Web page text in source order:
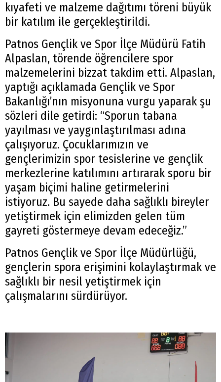
kıyafeti ve malzeme dağıtımı töreni büyük
bir katılım ile gerçekleştirildi.
Patnos Gençlik ve Spor İlçe Müdürü Fatih
Alpaslan, törende öğrencilere spor
malzemelerini bizzat takdim etti. Alpaslan,
yaptığı açıklamada Gençlik ve Spor
Bakanlığı’nın misyonuna vurgu yaparak şu
sözleri dile getirdi: “Sporun tabana
yayılması ve yaygınlaştırılması adına
çalışıyoruz. Çocuklarımızın ve
gençlerimizin spor tesislerine ve gençlik
merkezlerine katılımını artırarak sporu bir
yaşam biçimi haline getirmelerini
istiyoruz. Bu sayede daha sağlıklı bireyler
yetiştirmek için elimizden gelen tüm
gayreti göstermeye devam edeceğiz.”
Patnos Gençlik ve Spor İlçe Müdürlüğü,
gençlerin spora erişimini kolaylaştırmak ve
sağlıklı bir nesil yetiştirmek için
çalışmalarını sürdürüyor.